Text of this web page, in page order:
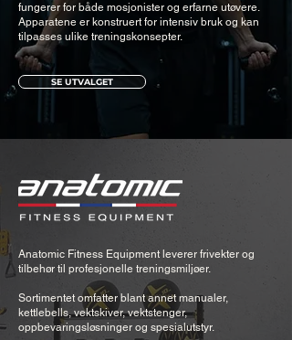
fungerer for både mosjonister og erfarne utøvere.
Apparatene er konstruert for intensiv bruk og kan
tilpasses ulike treningskonsepter.
SE UTVALGET
Anatomic Fitness Equipment leverer frivekter og
tilbehør til profesjonelle treningsmiljøer.
Sortimentet omfatter blant annet manualer,
kettlebells, vektskiver, vektstenger,
oppbevaringsløsninger og spesialutstyr.